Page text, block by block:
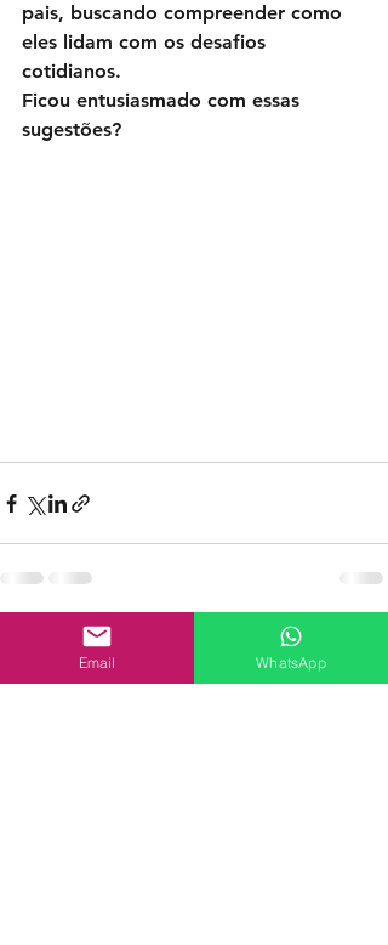
pais, buscando compreender como
eles lidam com os desafios
cotidianos.
Ficou entusiasmado com essas
sugestões?
Posts recentes
Email WhatsApp